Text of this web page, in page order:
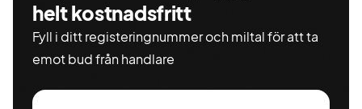
helt kostnadsfritt
Fyll i ditt registeringnummer och miltal för att ta
emot bud från handlare